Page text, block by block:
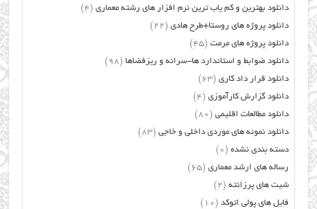
دانلود بهترین و کم یاب ترین نرم افزار های رشته معماری (4)
دانلود پروژه های روستا+طرح هادی (22)
دانلود پروژه های مرمت (45)
دانلود ضوابط و استاندارد ها-سرانه و ریزفضاها (98)
دانلود قرار داد کاری (63)
دانلود گزارش کارآموزی (4)
دانلود مطالعات اقلیمی (80)
دانلود نمونه های موردی داخلی و خاجی (83)
دسته بندی نشده (0)
رساله های ارشد معماری (65)
شیت های پرزانته (2)
فایل های پولی اتوکد (10)